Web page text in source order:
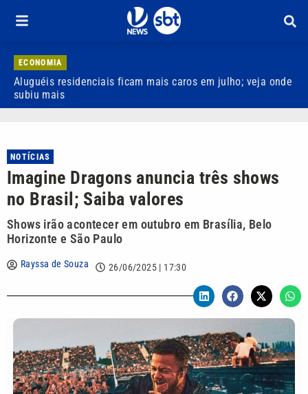
ECONOMIA
Aluguéis residenciais ficam mais caros em julho; veja onde
subiu mais
NOTÍCIAS
Imagine Dragons anuncia três shows
no Brasil; Saiba valores
Shows irão acontecer em outubro em Brasília, Belo
Horizonte e São Paulo
Rayssa de Souza 26/06/2025 | 17:30